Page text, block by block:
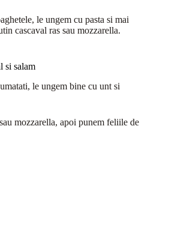
le ungem cu pasta si mai
cascaval ras sau mozzarella.
si salam
le ungem bine cu unt si
mozzarella, apoi punem feliile de